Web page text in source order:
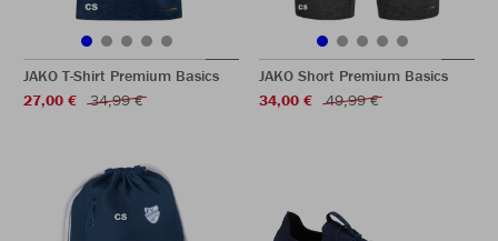
JAKO T-Shirt Premium Basics
27,00 €
34,99 €
JAKO Short Premium Basics
34,00 €
49,99 €